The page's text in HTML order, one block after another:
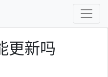
更新吗